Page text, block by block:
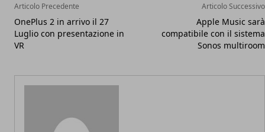
Articolo Precedente
OnePlus 2 in arrivo il 27
Luglio con presentazione in
VR
Articolo Successivo
Apple Music sarà
compatibile con il sistema
Sonos multiroom